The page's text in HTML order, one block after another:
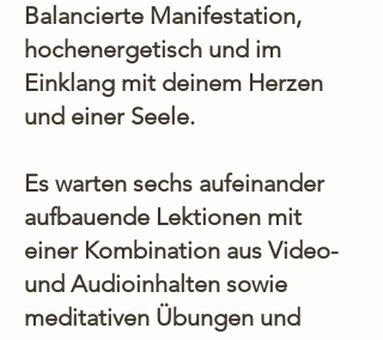
Balancierte Manifestation,
hochenergetisch und im
Einklang mit deinem Herzen
und einer Seele.
Es warten sechs aufeinander
aufbauende Lektionen mit
einer Kombination aus Video-
und Audioinhalten sowie
meditativen Übungen und